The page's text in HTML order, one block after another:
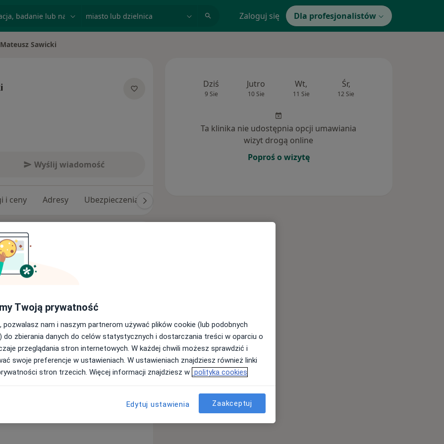
Zaloguj się Dla profesjonalistów
miasto
Mateusz Sawicki
Wyślij wiadomość
i ceny Adresy Ubezpieczenia
ortopedycznej i
skuteczną pomoc pacjentom
się na kompleksowym podejściu
w procesie rehabilitacji.
Koncepcji Maitland, co pozwala mi
różnego rodzaju urazy,
wykorzystuję również metody
poprawę funkcji
przywracanie pełnej sprawności
leczenia i powrotu do zdrowia.
2a, Ortokursy, Warszawa 2023.
– kurs podstawowy, Warszawa
stawu kolanowego, Łódź
Dziś
9 Sie
Jutro
10 Sie
Wt,
11 Sie
Śr,
12 Sie
Ta klinika nie udostępnia opcji umawiania
wizyt drogą online
Poproś o wizytę
Twoją prywatność
pozwalasz nam i naszym partnerom używać plików cookie (lub podobnych
do zbierania danych do celów statystycznych i dostarczania treści w oparciu o
przeglądania stron internetowych. W każdej chwili możesz sprawdzić i
swoje preferencje w ustawieniach. W ustawieniach znajdziesz również linki
stron trzecich. Więcej informacji znajdziesz w polityka cookies
Edytuj ustawienia Zaakceptuj